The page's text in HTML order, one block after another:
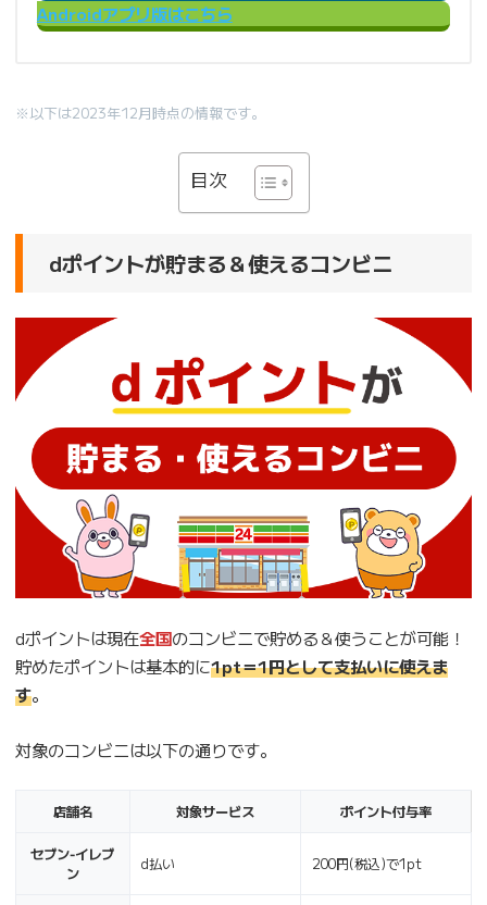
Androidアプリ版はこちら
※以下は2023年12月時点の情報です。
目次
dポイントが貯まる＆使えるコンビニ
dポイントは現在全国のコンビニで貯める＆使うことが可能！
貯めたポイントは基本的に1pt＝1円として支払いに使えま
す。
対象のコンビニは以下の通りです。
店舗名 対象サービス ポイント付与率
セブン‐イレブ
ン
d払い 200円(税込)で1pt